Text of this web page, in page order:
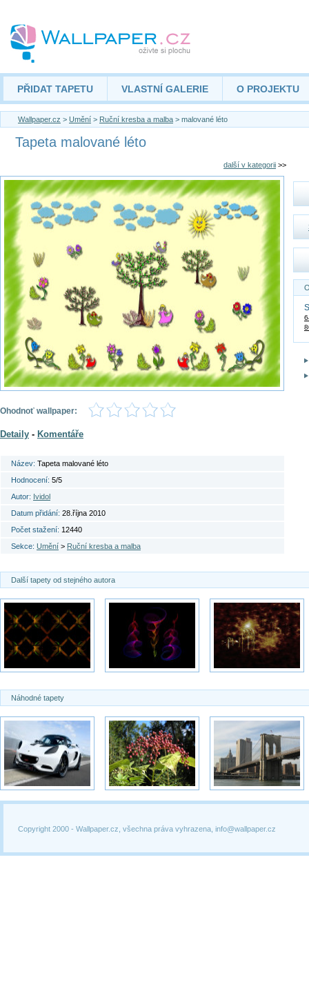
PŘIDAT TAPETU VLASTNÍ GALERIE O PROJEKTU
Wallpaper.cz > Umění > Ruční kresba a malba > malované léto
Tapeta malované léto
další v kategorii >>
Ohodnoť wallpaper:
Detaily - Komentáře
Název: Tapeta malované léto
Hodnocení: 5/5
Autor: Ividol
Datum přidání: 28.října 2010
Počet stažení: 12440
Sekce: Umění > Ruční kresba a malba
Další tapety od stejného autora
Náhodné tapety
Copyright 2000 - Wallpaper.cz, všechna práva vyhrazena, info@wallpaper.cz